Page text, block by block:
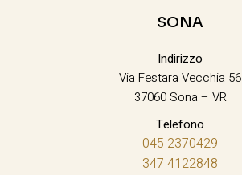
SONA
Indirizzo
Via Festara Vecchia 56
37060 Sona – VR
Telefono
045 2370429
347 4122848